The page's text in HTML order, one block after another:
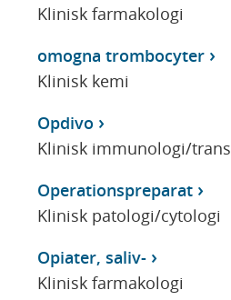
Klinisk farmakologi
omogna trombocyter
Klinisk kemi
Opdivo
Klinisk immunologi/
Operationspreparat
Klinisk patologi/cytologi
Opiater, saliv-
Klinisk farmakologi